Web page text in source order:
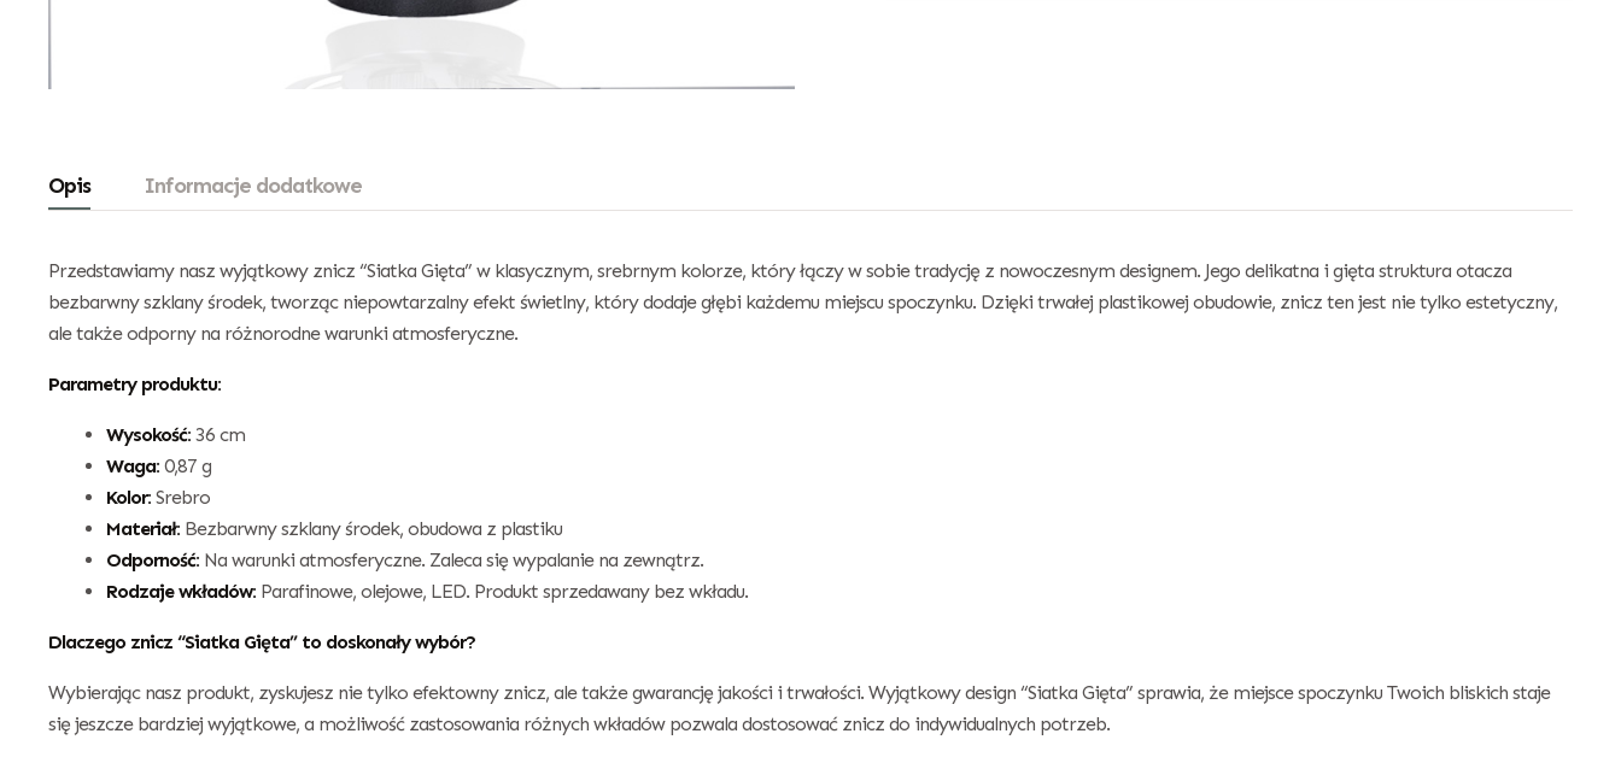
Opis Informacje dodatkowe
Przedstawiamy nasz wyjątkowy znicz “Siatka Gięta” w klasycznym, srebrnym kolorze, który łączy w sobie tradycję z nowoczesnym designem. Jego delikatna i gięta struktura otacza
bezbarwny szklany środek, tworząc niepowtarzalny efekt świetlny, który dodaje głębi każdemu miejscu spoczynku. Dzięki trwałej plastikowej obudowie, znicz ten jest nie tylko estetyczny,
ale także odporny na różnorodne warunki atmosferyczne.
Parametry produktu:
Wysokość: 36 cm
Waga: 0,87 g
Kolor: Srebro
Materiał: Bezbarwny szklany środek, obudowa z plastiku
Odporność: Na warunki atmosferyczne. Zaleca się wypalanie na zewnątrz.
Rodzaje wkładów: Parafinowe, olejowe, LED. Produkt sprzedawany bez wkładu.
Dlaczego znicz “Siatka Gięta” to doskonały wybór?
Wybierając nasz produkt, zyskujesz nie tylko efektowny znicz, ale także gwarancję jakości i trwałości. Wyjątkowy design “Siatka Gięta” sprawia, że miejsce spoczynku Twoich bliskich staje
się jeszcze bardziej wyjątkowe, a możliwość zastosowania różnych wkładów pozwala dostosować znicz do indywidualnych potrzeb.